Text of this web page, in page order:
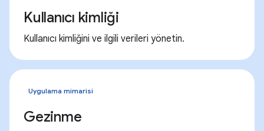
Kullanıcı kimliği
Kullanıcı kimliğini ve ilgili verileri yönetin.
Uygulama mimarisi
Gezinme